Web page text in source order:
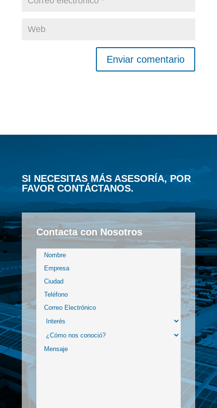
Enviar comentario
SI NECESITAS MÁS ASESORÍA, POR
FAVOR CONTÁCTANOS.
Contacta con Nosotros